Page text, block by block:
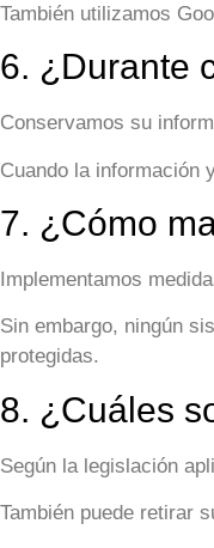
También utilizamos
6. ¿Durante
Conservamos su
Cuando la información
7. ¿Cómo
Implementamos
Sin embargo, ningún
protegidas.
8. ¿Cuáles
Según la legislación
También puede retirar